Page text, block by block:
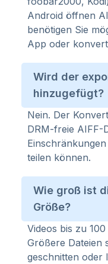
Android öffnen
benötigen Sie
App oder
Wird der
hinzugefügt?
Nein. Der
DRM-freie AIFF-
teilen können.
Wie groß ist
Größe?
Videos bis zu
Größere Dateien
geschnitten oder